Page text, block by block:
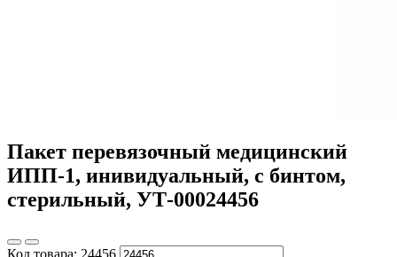
Пакет перевязочный медицинский
ИПП-1, инивидуальный, с бинтом,
стерильный, УТ-00024456
Код товара: 24456